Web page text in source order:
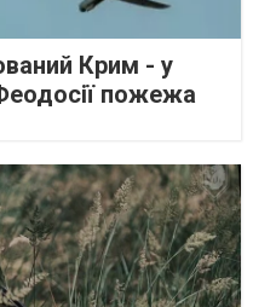
Крим - у
пожежа